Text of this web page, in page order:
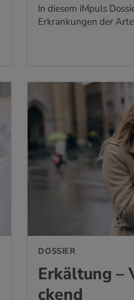
In diesem iMpuls
Erkrankungen der
DOSSIER
Er­käl­tung –
ckend
MEHR ERFAHREN